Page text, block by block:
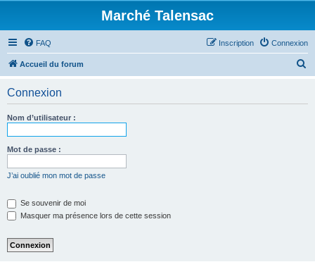
Marché Talensac
FAQ Connexion
Inscription
Accueil du forum
Connexion
Nom d’utilisateur :
Mot de passe :
J’ai oublié mon mot de passe
Se souvenir de moi
Masquer ma présence lors de cette session